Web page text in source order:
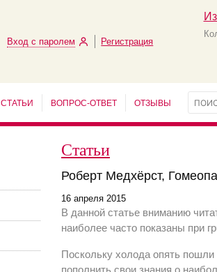
Вход с паролем Регистрация
СТАТЬИ ВОПРОС-ОТВЕТ ОТЗЫВЫ
Статьи
Роберт Медхёрст,
16 апреля 2015
В данной статье вниманию
наиболее часто показаны при
Поскольку холода опять
пополнить свои знания о